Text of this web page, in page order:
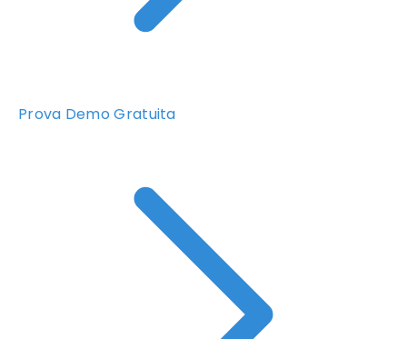
Prova Demo Gratuita